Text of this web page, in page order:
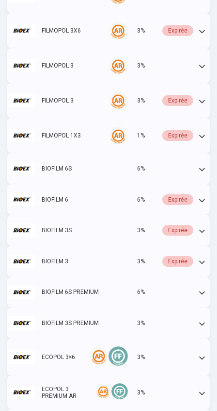
FILMOPOL 3X6 3% Expirée
FILMOPOL 3 3%
FILMOPOL 3 3% Expirée
FILMOPOL 1X3 1% Expirée
BIOFILM 6S 6%
BIOFILM 6 6% Expirée
BIOFILM 3S 3% Expirée
BIOFILM 3 3% Expirée
BIOFILM 6S PREMIUM 6%
BIOFILM 3S PREMIUM 3%
ECOPOL 3×6 3%
ECOPOL 3
PREMIUM AR
3%